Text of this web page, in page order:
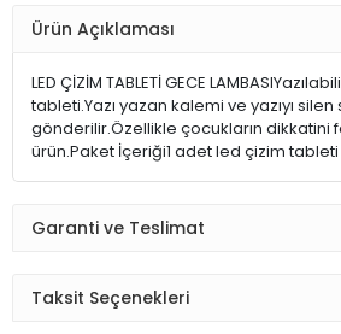
Ürün Açıklaması
LED ÇİZİM TABLETİ GECE
tableti.Yazı yazan kalemi ve yazıyı
gönderilir.Özellikle çocukların dikkatini
ürün.Paket İçeriği1 adet led çizim
Garanti ve Teslimat
Taksit Seçenekleri